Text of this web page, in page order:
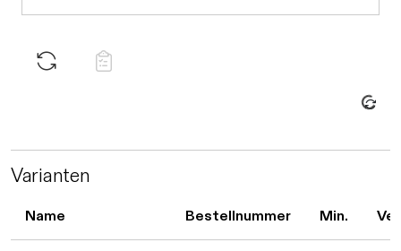
Daten werden geladen. Bitte warten...
Varianten
Name Bestellnummer Min.